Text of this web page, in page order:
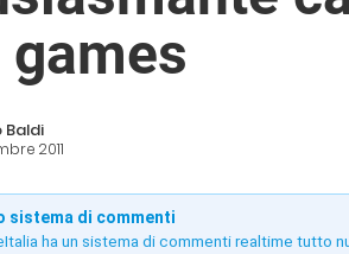
games
Baldi
2011
sistema di commenti
ha un sistema di commenti realtime tutto